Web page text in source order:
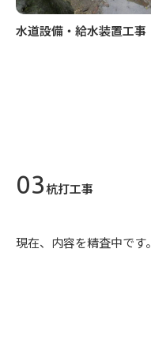
水道設備・給水装置工事
杭打工事
現在、内容を精査中です。